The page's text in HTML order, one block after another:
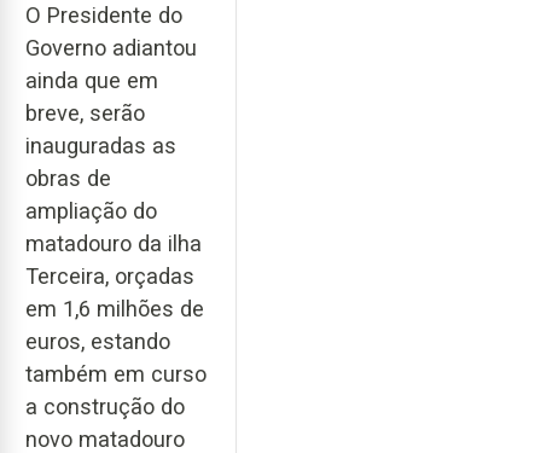
O Presidente do
Governo adiantou
ainda que em
breve, serão
inauguradas as
obras de
ampliação do
matadouro da ilha
Terceira, orçadas
em 1,6 milhões de
euros, estando
também em curso
a construção do
novo matadouro